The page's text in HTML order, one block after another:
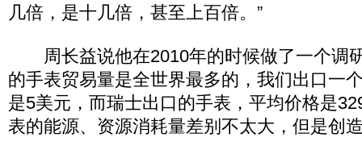
几倍，是十几倍，甚至上百倍。”
周长益说他在2010年的时候做了一个调
的手表贸易量是全世界最多的，我们出口一
是5美元，而瑞士出口的手表，平均价格是
表的能源、资源消耗量差别不太大，但是创